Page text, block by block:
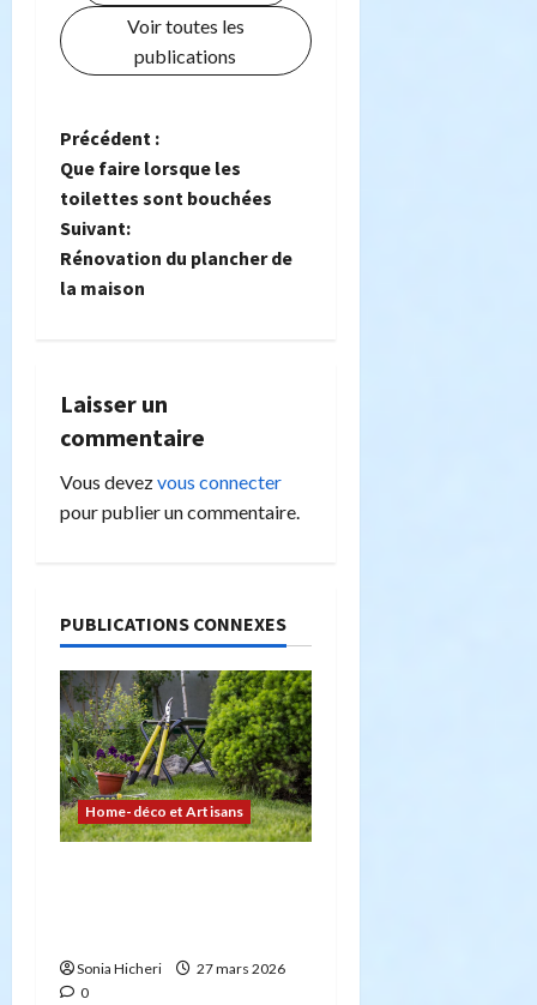
Voir toutes les
publications
N
a
v
i
a
t
i
d
’
a
r
t
c
Précédent :
Que faire lorsque les
toilettes sont bouchées
Suivant:
Rénovation du plancher de
la maison
Laisser un
commentaire
Vous devezvous connecter
pour publier un commentaire.
PUBLICATIONS CONNEXES
Home-déco et Artisans
Sonia Hicheri
27 mars 2026
0